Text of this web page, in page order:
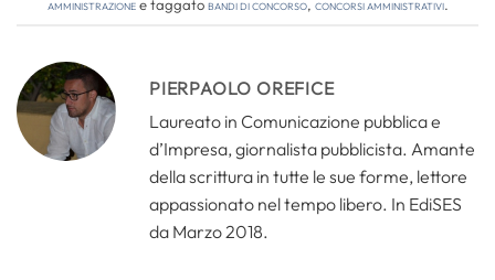
amministrazionee taggatobandi di concorso, concorsi amministrativi.
PIERPAOLO OREFICE
Laureato in Comunicazione pubblica e
d’Impresa, giornalista pubblicista. Amante
della scrittura in tutte le sue forme, lettore
appassionato nel tempo libero. In EdiSES
da Marzo 2018.